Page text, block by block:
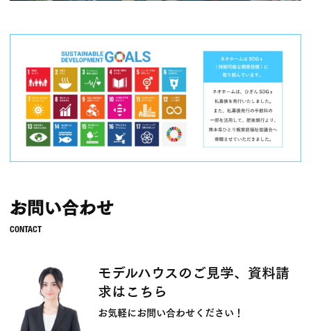
お問い合わせ
モデルハウスのご見学、資料請
求はこちら
お気軽にお問い合わせください！